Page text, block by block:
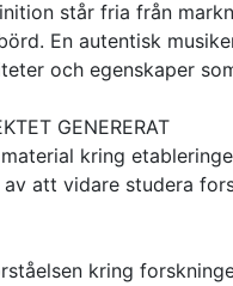
står fria från
En autentisk
och egenskaper
GENERERAT
kring
att vidare studera
kring